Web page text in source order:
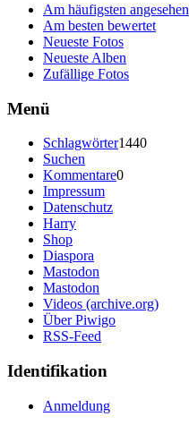
Am häufigsten angesehen
Am besten bewertet
Neueste Fotos
Neueste Alben
Zufällige Fotos
Menü
Schlagwörter1440
Suchen
Kommentare0
Impressum
Datenschutz
Harry
Shop
Diaspora
Mastodon
Mastodon
Videos (archive.org)
Über Piwigo
RSS-Feed
Identifikation
Anmeldung